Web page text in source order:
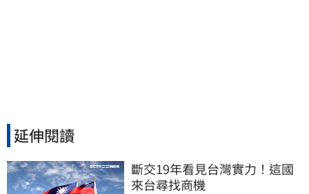
延伸閱讀
斷交19年看見台灣實力！這國
來台尋找商機